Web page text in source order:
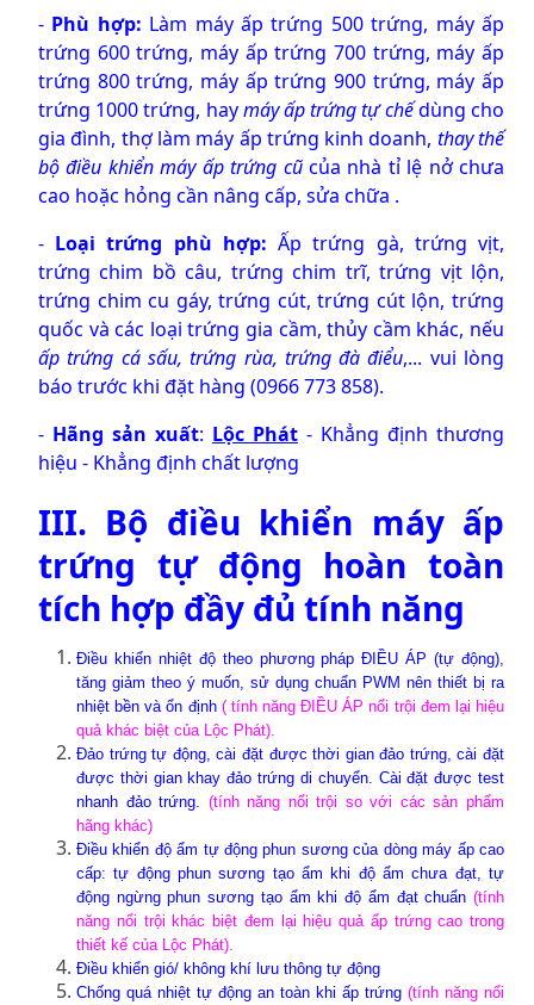
- Phù hợp: Làm máy ấp trứng 500 trứng, máy ấp
trứng 600 trứng, máy ấp trứng 700 trứng, máy ấp
trứng 800 trứng, máy ấp trứng 900 trứng, máy ấp
trứng 1000 trứng, haymáy ấp trứng tự chếdùng cho
gia đình, thợ làm máy ấp trứng kinh doanh, thay thế
bộ điều khiển máy ấp trứng cũcủa nhà tỉ lệ nở chưa
cao hoặc hỏng cần nâng cấp, sửa chữa .
- Loại trứng phù hợp: Ấp trứng gà, trứng vịt,
trứng chim bồ câu, trứng chim trĩ, trứng vịt lộn,
trứng chim cu gáy, trứng cút, trứng cút lộn, trứng
quốc và các loại trứng gia cầm, thủy cầm khác, nếu
ấp trứng cá sấu, trứng rùa, trứng đà điểu,... vui lòng
báo trước khi đặt hàng (0966 773 858).
- Hãng sản xuất: Lộc Phát - Khẳng định thương
hiệu - Khẳng định chất lượng
III. Bộ điều khiển máy ấp
trứng tự động hoàn toàn
tích hợp đầy đủ tính năng
Điều khiển nhiệt độ theo phương pháp ĐIỀU ÁP (tự động),
tăng giảm theo ý muốn, sử dụng chuẩn PWM nên thiết bị ra
nhiệt bền và ổn định ( tính năng ĐIỀU ÁP nổi trội đem lại hiệu
quả khác biệt của Lộc Phát).
Đảo trứng tự động, cài đặt được thời gian đảo trứng, cài đặt
được thời gian khay đảo trứng di chuyển. Cài đặt được test
nhanh đảo trứng. (tính năng nổi trội so với các sản phẩm
hãng khác)
Điều khiển độ ẩm tự động phun sương của dòng máy ấp cao
cấp: tự động phun sương tạo ẩm khi độ ẩm chưa đạt, tự
động ngừng phun sương tạo ẩm khi độ ẩm đạt chuẩn (tính
năng nổi trội khác biệt đem lại hiệu quả ấp trứng cao trong
thiết kế của Lộc Phát).
Điều khiển gió/ không khí lưu thông tự động
Chống quá nhiệt tự động an toàn khi ấp trứng (tính năng nổi